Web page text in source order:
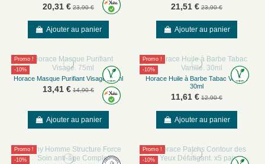
20,31 € 23,90 €
Ajouter au panier
21,51 € 23,90 €
Ajouter au panier
Promo !
-10%
Horace Masque Purifiant Visage. 75ml
13,41 € 14,90 €
Ajouter au panier
Promo !
-10%
Horace Huile à Barbe Tabac Vanille.
30ml
11,61 € 12,90 €
Ajouter au panier
Promo !
-10%
Promo !
-10%